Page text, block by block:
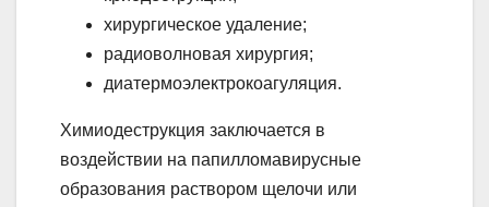
хирургическое удаление;
радиоволновая хирургия;
диатермоэлектрокоагуляция.
Химиодеструкция заключается в
воздействии на папилломавирусные
образования раствором щелочи или